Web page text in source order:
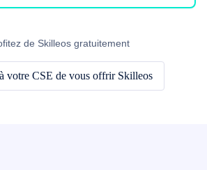
de Skilleos gratuitement
votre CSE de vous offrir Skilleos